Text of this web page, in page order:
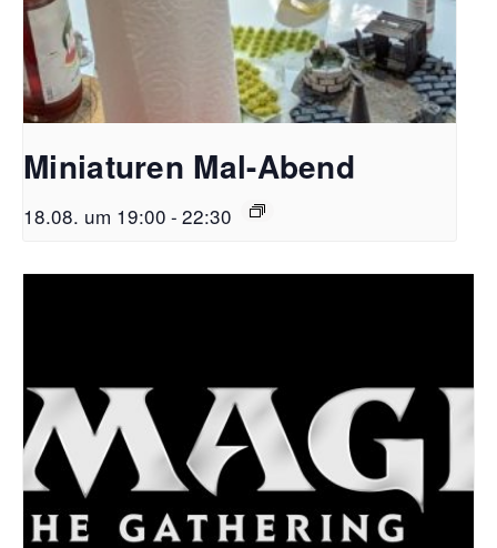
Miniaturen Mal-Abend
18.08. um 19:00 - 22:30